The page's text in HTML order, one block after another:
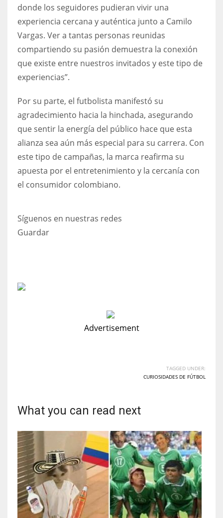
donde los seguidores pudieran vivir una
experiencia cercana y auténtica junto a Camilo
Vargas. Ver a tantas personas reunidas
compartiendo su pasión demuestra la conexión
que existe entre nuestros invitados y este tipo de
experiencias”.
Por su parte, el futbolista manifestó su
agradecimiento hacia la hinchada, asegurando
que sentir la energía del público hace que esta
alianza sea aún más especial para su carrera. Con
este tipo de campañas, la marca reafirma su
apuesta por el entretenimiento y la cercanía con
el consumidor colombiano.
Síguenos en nuestras redes
Guardar
Advertisement
TAGGED UNDER:
CURIOSIDADES DE FÚTBOL
What you can read next